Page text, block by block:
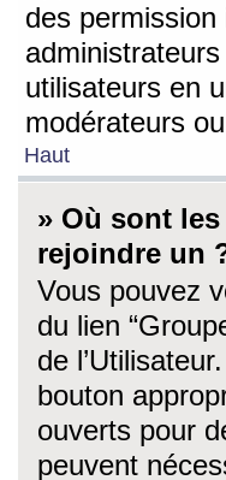
des
utilisateurs en
modérateurs
Haut
» Où sont
rejoindre un
Vous pouvez
du lien
de
bouton
ouverts pour
peuvent